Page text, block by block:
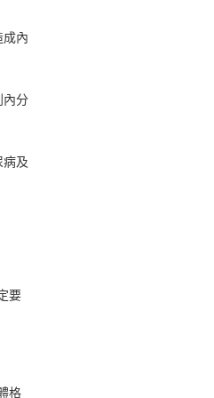
內
內分
及
要
格